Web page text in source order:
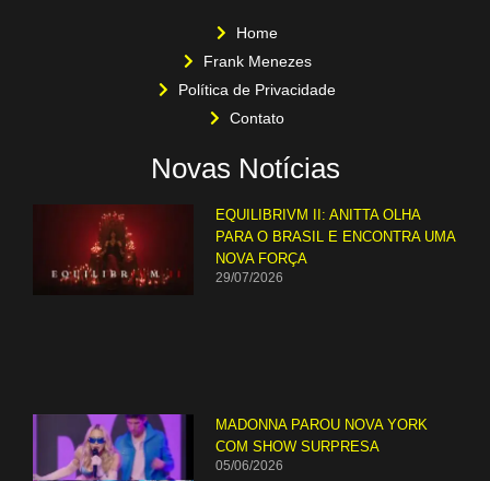
Home
Frank Menezes
Política de Privacidade
Contato
Novas Notícias
EQUILIBRIVM II: ANITTA OLHA
PARA O BRASIL E ENCONTRA UMA
NOVA FORÇA
29/07/2026
MADONNA PAROU NOVA YORK
COM SHOW SURPRESA
05/06/2026